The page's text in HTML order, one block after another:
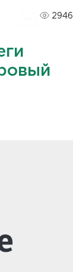
2946